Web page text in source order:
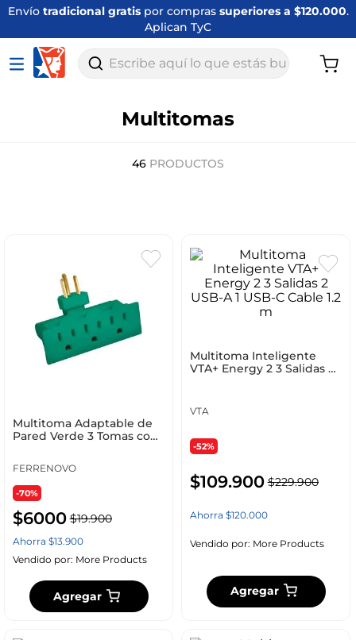
Envío tradicional gratispor compras superiores a $120.000.
Aplican TyC
Escribe aquí lo que estás buscando
Multitomas
46 PRODUCTOS
Multitoma Adaptable de
Pared Verde 3 Tomas con
FERRENOVO
-70%
$6000 $19.900
Ahorra $13.900
Vendido por: More Products
Agregar
Multitoma Inteligente
VTA+ Energy 2 3 Salidas 2
VTA
-52%
$109.900 $229.900
Ahorra $120.000
Vendido por: More Products
Agregar